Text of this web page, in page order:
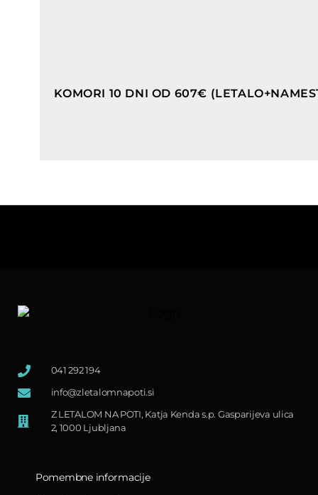
KOMORI 10 DNI OD 607€
041 292 194
info@zletalomnapoti.si
Z LETALOM NA POTI, Katja Kenda s.p. Gasparijeva ulica
2, 1000 Ljubljana
Pomembne informacije